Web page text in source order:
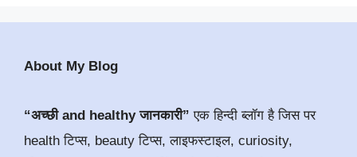
About My Blog
“अच्छी and healthy जानकारी” एक हिन्दी ब्लॉग है जिस पर
health टिप्स, beauty टिप्स, लाइफस्टाइल, curiosity,